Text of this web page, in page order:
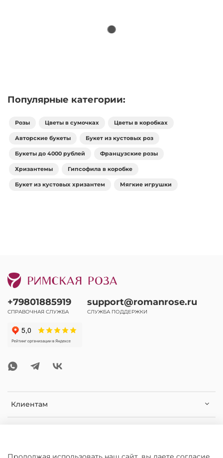
Популярные категории:
Розы Цветы в сумочках Цветы в коробках
Авторские букеты Букет из кустовых роз
Букеты до 4000 рублей Французские розы
Хризантемы Гипсофила в коробке
Букет из кустовых хризантем Мягкие игрушки
Клиентам
Дополнительная информация
+79801885919
СПРАВОЧНАЯ СЛУЖБА
support@romanrose.ru
СЛУЖБА ПОДДЕРЖКИ